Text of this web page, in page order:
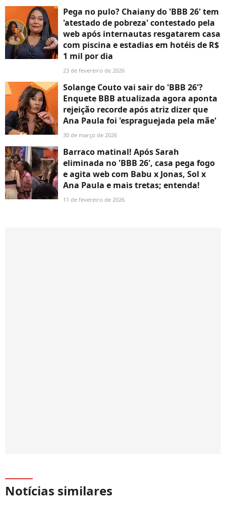
Pega no pulo? Chaiany do 'BBB 26' tem
'atestado de pobreza' contestado pela
web após internautas resgatarem casa
com piscina e estadias em hotéis de R$
1 mil por dia
23 de fevereiro de 2026
Solange Couto vai sair do 'BBB 26'?
Enquete BBB atualizada agora aponta
rejeição recorde após atriz dizer que
Ana Paula foi 'espraguejada pela mãe'
30 de março de 2026
Barraco matinal! Após Sarah
eliminada no 'BBB 26', casa pega fogo
e agita web com Babu x Jonas, Sol x
Ana Paula e mais tretas; entenda!
11 de fevereiro de 2026
Notícias similares